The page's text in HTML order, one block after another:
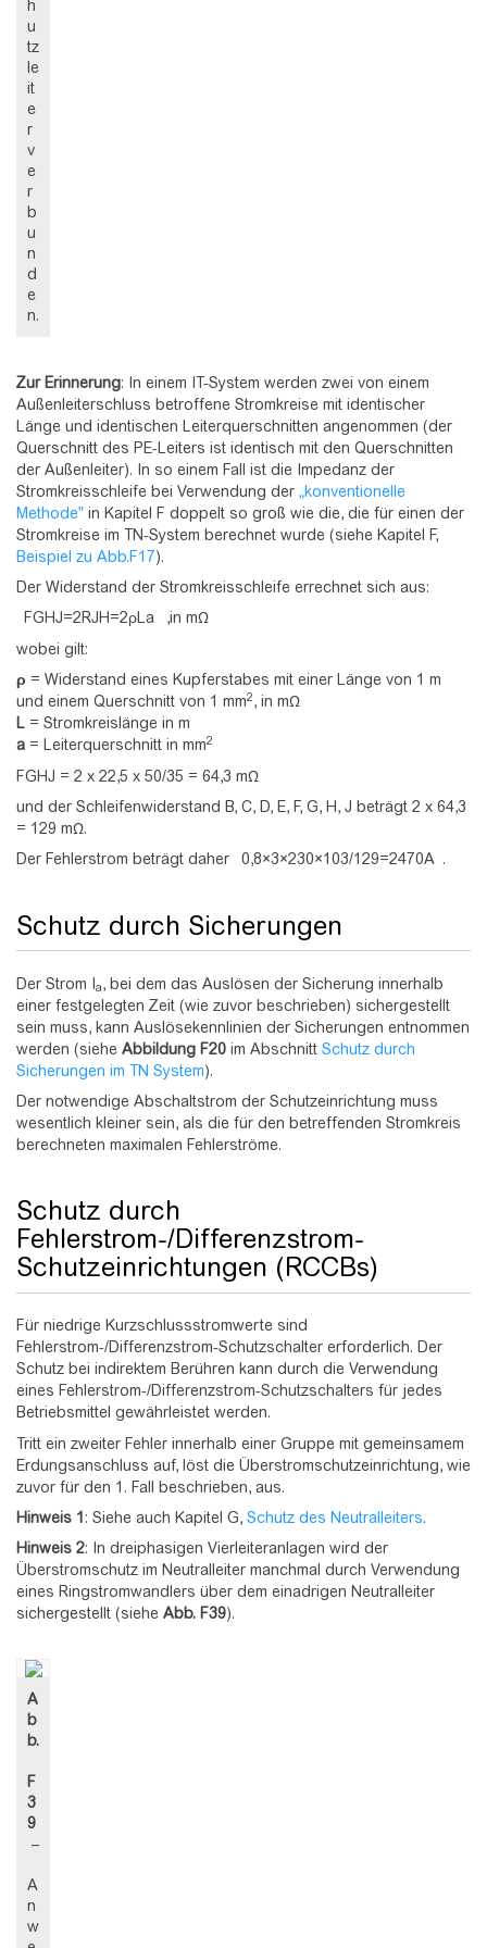
h
u
tz
le
it
e
r
v
e
r
b
u
n
d
e
n.
Zur Erinnerung: In einem IT-System werden zwei von einem
Außenleiterschluss betroffene Stromkreise mit identischer
Länge und identischen Leiterquerschnitten angenommen (der
Querschnitt des PE-Leiters ist identisch mit den Querschnitten
der Außenleiter). In so einem Fall ist die Impedanz der
Stromkreisschleife bei Verwendung der „konventionelle
Methode” in Kapitel F doppelt so groß wie die, die für einen der
Stromkreise im TN-System berechnet wurde (siehe Kapitel F,
Beispiel zu Abb.F17).
Der Widerstand der Stromkreisschleife errechnet sich aus:
FGHJ=2RJH=2ρLa
,in mΩ
wobei gilt:
ρ = Widerstand eines Kupferstabes mit einer Länge von 1 m
und einem Querschnitt von 1 mm2, in mΩ
L = Stromkreislänge in m
a = Leiterquerschnitt in mm2
FGHJ = 2 x 22,5 x 50/35 = 64,3 mΩ
und der Schleifenwiderstand B, C, D, E, F, G, H, J beträgt 2 x 64,3
= 129 mΩ.
Der Fehlerstrom beträgt daher
0,8×3×230×103/129=2470A .
Schutz durch Sicherungen
Der Strom Ia, bei dem das Auslösen der Sicherung innerhalb
einer festgelegten Zeit (wie zuvor beschrieben) sichergestellt
sein muss, kann Auslösekennlinien der Sicherungen entnommen
werden (siehe Abbildung F20 im Abschnitt Schutz durch
Sicherungen im TN System).
Der notwendige Abschaltstrom der Schutzeinrichtung muss
wesentlich kleiner sein, als die für den betreffenden Stromkreis
berechneten maximalen Fehlerströme.
Schutz durch
Fehlerstrom-/Differenzstrom-
Schutzeinrichtungen (RCCBs)
Für niedrige Kurzschlussstromwerte sind
Fehlerstrom-/Differenzstrom-Schutzschalter erforderlich. Der
Schutz bei indirektem Berühren kann durch die Verwendung
eines Fehlerstrom-/Differenzstrom-Schutzschalters für jedes
Betriebsmittel gewährleistet werden.
Tritt ein zweiter Fehler innerhalb einer Gruppe mit gemeinsamem
Erdungsanschluss auf, löst die Überstromschutzeinrichtung, wie
zuvor für den 1. Fall beschrieben, aus.
Hinweis 1 : Siehe auch Kapitel G, Schutz des Neutralleiters.
Hinweis 2: In dreiphasigen Vierleiteranlagen wird der
Überstromschutz im Neutralleiter manchmal durch Verwendung
eines Ringstromwandlers über dem einadrigen Neutralleiter
sichergestellt (siehe Abb. F39).
A
b
b.
F
3
9
–
A
n
w